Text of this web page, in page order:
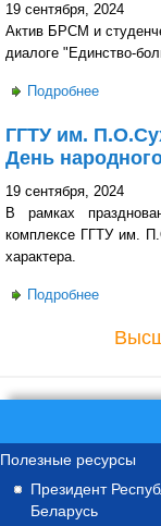
19 сентября, 2024
Актив БРСМ и
диалоге "Единство-
Подробнее
ГГТУ им.
День
19 сентября, 2024
В рамках
комплексе ГГТУ им.
характера.
Подробнее
Полезные ресурсы
Президент
Беларусь